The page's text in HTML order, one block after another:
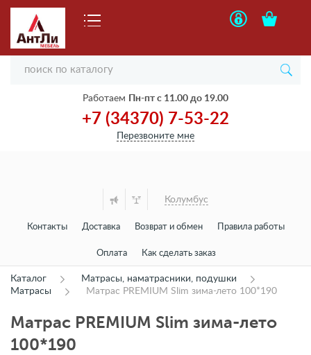
Работаем Пн-пт с 11.00 до 19.00
+7 (34370) 7-53-22
Перезвоните мне
Колумбус
Контакты Доставка Возврат и обмен Правила работы
Оплата Как сделать заказ
Каталог
Матрасы, наматрасники, подушки
Матрасы
Матрас PREMIUM Slim зима-лето 100*190
Матрас PREMIUM Slim зима-лето
100*190